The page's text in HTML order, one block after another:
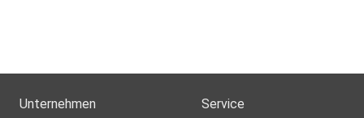
Unternehmen Service